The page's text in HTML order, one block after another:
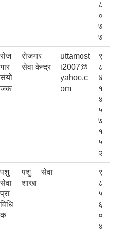
८
०
७
७
रोज
गार
संयो
जक
रोजगार
सेवा केन्द्र
uttamost
i2007@
yahoo.c
om
९
८
४
१
४
५
७
१
५
२
पशु
सेवा
प्रा
विधि
क
पशु सेवा
शाखा
९
८
५
६
०
४